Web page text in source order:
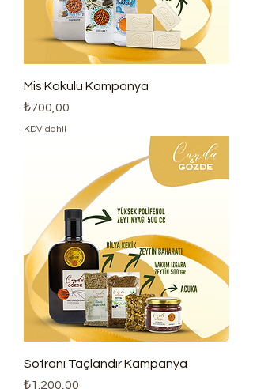
Mis Kokulu Kampanya
Fiyat
₺700,00
KDV dahil
Sofranı Taçlandır Kampanya
Fiyat
₺1.200,00